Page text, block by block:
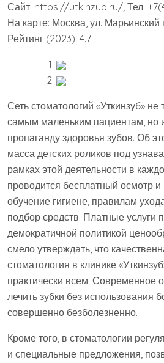
Сайт: https://utkinzub.ru/; Тел:
На карте: Москва, ул. Марьинский
Рейтинг (2023): 4.7
Сеть стоматологий «Уткинзуб» не
самым маленьким пациентам, но
пропаганду здоровья зубов. Об
масса детских роликов под
рамках этой деятельности в
проводится бесплатный осмотр и
обучение гигиене, правилам
подбор средств. Платные услуги
демократичной политикой
смело утверждать, что
стоматология в клинике
практически всем. Современное
лечить зубки без использования
совершенно безболезненно.
Кроме того, в стоматологии
и специальные предложения,